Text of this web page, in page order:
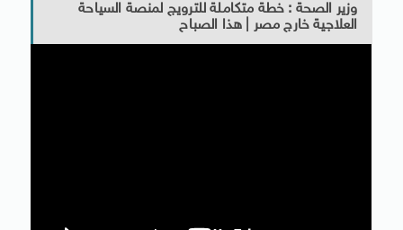
وزير الصحة : خطة متكاملة للترويج لمنصة السياحة
العلاجية خارج مصر | هذا الصباح